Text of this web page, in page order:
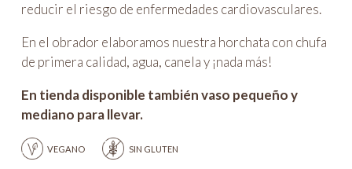
reducir el riesgo de enfermedades cardiovasculares.
En el obrador elaboramos nuestra horchata con chufa
de primera calidad, agua, canela y ¡nada más!
En tienda disponible también vaso pequeño y
mediano para llevar.
VEGANO SIN GLUTEN